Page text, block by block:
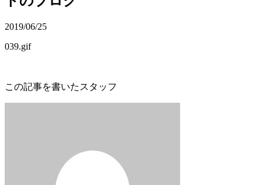
2019/06/25
039.gif
この記事を書いたスタッフ